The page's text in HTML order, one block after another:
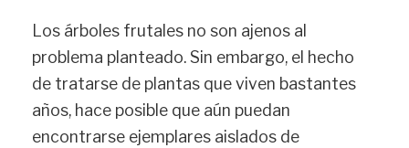
Los árboles frutales no son ajenos al
problema planteado. Sin embargo, el hecho
de tratarse de plantas que viven bastantes
años, hace posible que aún puedan
encontrarse ejemplares aislados de